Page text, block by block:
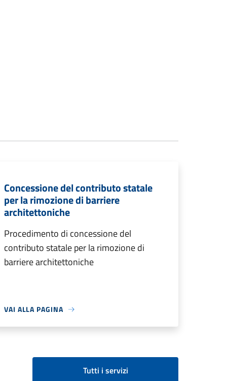
Concessione del contributo statale
per la rimozione di barriere
architettoniche
Procedimento di concessione del
contributo statale per la rimozione di
barriere architettoniche
VAI ALLA PAGINA
Tutti i servizi